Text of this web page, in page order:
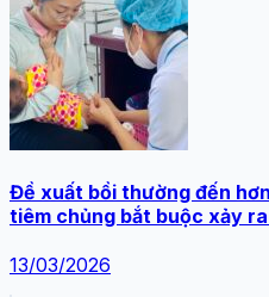
Đề xuất bồi thường đến
tiêm chủng bắt buộc xảy
13/03/2026